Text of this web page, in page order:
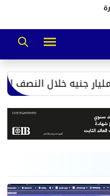
استراتيجية زويل لبناء